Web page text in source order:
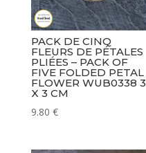
PACK DE CINQ
FLEURS DE PÉTALES
PLIÉES – PACK OF
FIVE FOLDED PETAL
FLOWER WUB0338 3
X 3 CM
9.80 €